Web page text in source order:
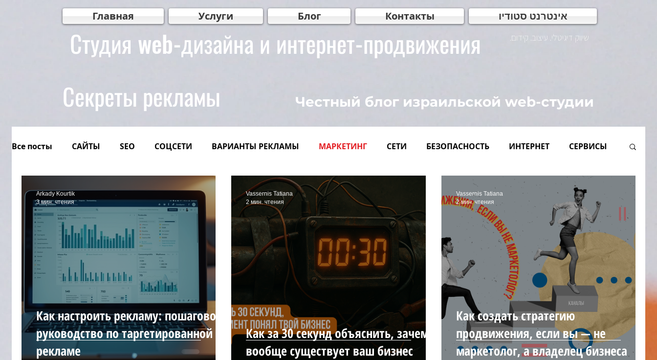
Главная Услуги Блог Контакты אינטרנט סטודיו
Студия web-дизайна и интернет-продвижения שיווק דיגיטלי. עיצוב. קידום.
Секреты рекламы Честный блог израильской web-студии
Все посты САЙТЫ SEO СОЦСЕТИ ВАРИАНТЫ РЕКЛАМЫ МАРКЕТИНГ СЕТИ БЕЗОПАСНОСТЬ ИНТЕРНЕТ СЕРВИСЫ
WEB Дизайн КРЕАТИВ Видеомаркетинг Для бизнеса ВИДЕО
אתרים בניית אתרים לעסקים פרסום בגוגל קידום אתרים אורגני (SEO) שיווק ברשתות חברתיות שיווק דיגיטלי אסטרטגיות שיווק
ניהול דפי פייסבוק ניהול דפי אינסטגרם מיתוג עסקי פיתוח מותג אופטימיזציה להגדלת מכירות
Как настроить рекламу: пошаговое
руководство по таргетированной
рекламе
Arkady Kourtik
3 мин. чтения
Как за 30 секунд объяснить, зачем
вообще существует ваш бизнес
Vassernis Tatiana
2 мин. чтения
Как создать стратегию
продвижения, если вы — не
маркетолог, а владелец бизнеса
Vassernis Tatiana
2 мин. чтения